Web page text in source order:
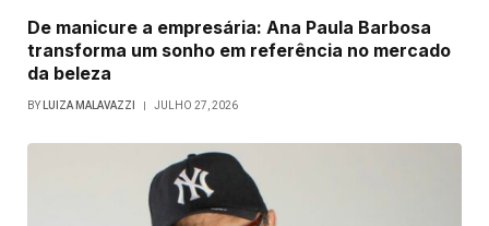
De manicure a empresária: Ana Paula Barbosa
transforma um sonho em referência no mercado
da beleza
BY LUIZA MALAVAZZI JULHO 27, 2026